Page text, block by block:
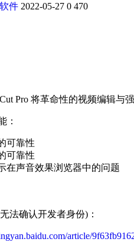
件 2022-05-27 0 470
Pro 将革命性的视频编辑与
：
可靠性
可靠性
在声音效果浏览器中的问题
法确认开发者身份)：
article/